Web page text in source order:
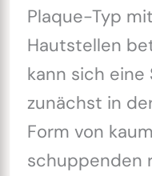
Plaque-Typ
Hautstellen
kann sich
zunächst in
Form von
schuppenden